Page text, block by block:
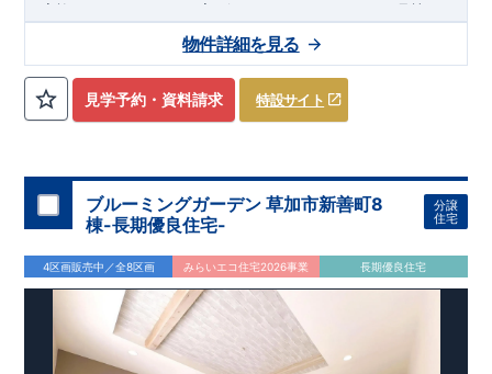
【全居室クローゼット完備】
お子様のお洋服の収納にも困らない
【床下収納】​【可動棚4段】​【大容量シューズクローゼット】
などの、あったらうれしい収納完備☆
[3], テラス ★
家族の団らんやガーデニング、ちょっとしたアウトドアにも活
用できます♪(4号棟)
[4],上部吹抜け
上部吹抜けによって光と風が通り、リビング全体が明るく快適
と“ 開放感”を感じられる空間。
暮らしに寄り添う住環境
～徒歩圏内～
見学予約・資料請求 特設サイト
物件詳細を見る
ブルーミングガーデン 草加市新善町8
棟-長期優良住宅-
分譲
住宅
4区画販売中／全8区画 みらいエコ住宅2026事業 長期優良住宅